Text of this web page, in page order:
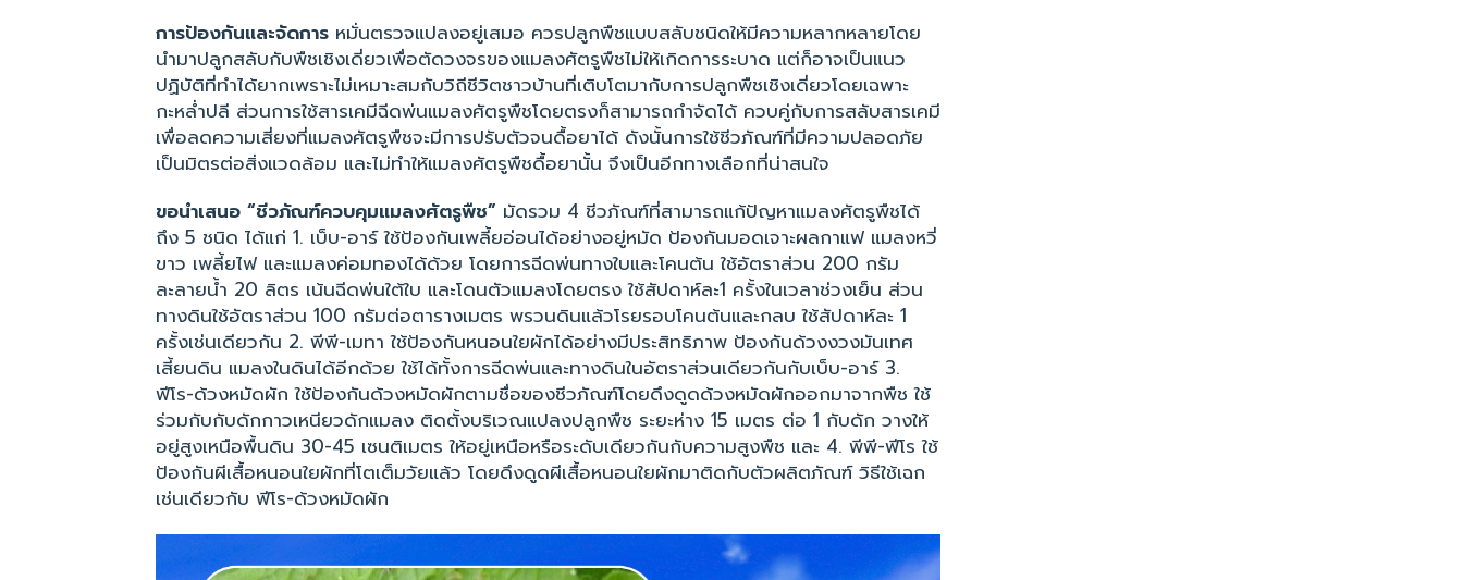
การป้องกันและจัดการ หมั่นตรวจแปลงอยู่เสมอ ควรปลูกพืชแบบสลับชนิดให้มีความหลากหลายโดย
นำมาปลูกสลับกับพืชเชิงเดี่ยวเพื่อตัดวงจรของแมลงศัตรูพืชไม่ให้เกิดการระบาด แต่ก็อาจเป็นแนว
ปฏิบัติที่ทำได้ยากเพราะไม่เหมาะสมกับวิถีชีวิตชาวบ้านที่เติบโตมากับการปลูกพืชเชิงเดี่ยวโดยเฉพาะ
กะหล่ำปลี ส่วนการใช้สารเคมีฉีดพ่นแมลงศัตรูพืชโดยตรงก็สามารถกำจัดได้ ควบคู่กับการสลับสารเคมี
เพื่อลดความเสี่ยงที่แมลงศัตรูพืชจะมีการปรับตัวจนดื้อยาได้ ดังนั้นการใช้ชีวภัณฑ์ที่มีความปลอดภัย
เป็นมิตรต่อสิ่งแวดล้อม และไม่ทำให้แมลงศัตรูพืชดื้อยานั้น จึงเป็นอีกทางเลือกที่น่าสนใจ
ขอนำเสนอ “ชีวภัณฑ์ควบคุมแมลงศัตรูพืช” มัดรวม 4 ชีวภัณฑ์ที่สามารถแก้ปัญหาแมลงศัตรูพืชได้
ถึง 5 ชนิด ได้แก่ 1. เบ็บ-อาร์ ใช้ป้องกันเพลี้ยอ่อนได้อย่างอยู่หมัด ป้องกันมอดเจาะผลกาแฟ แมลงหวี่
ขาว เพลี้ยไฟ และแมลงค่อมทองได้ด้วย โดยการฉีดพ่นทางใบและโคนต้น ใช้อัตราส่วน 200 กรัม
ละลายน้ำ 20 ลิตร เน้นฉีดพ่นใต้ใบ และโดนตัวแมลงโดยตรง ใช้สัปดาห์ละ1 ครั้งในเวลาช่วงเย็น ส่วน
ทางดินใช้อัตราส่วน 100 กรัมต่อตารางเมตร พรวนดินแล้วโรยรอบโคนต้นและกลบ ใช้สัปดาห์ละ 1
ครั้งเช่นเดียวกัน 2. พีพี-เมทา ใช้ป้องกันหนอนใยผักได้อย่างมีประสิทธิภาพ ป้องกันด้วงงวงมันเทศ
เสี้ยนดิน แมลงในดินได้อีกด้วย ใช้ได้ทั้งการฉีดพ่นและทางดินในอัตราส่วนเดียวกันกับเบ็บ-อาร์ 3.
ฟีโร-ด้วงหมัดผัก ใช้ป้องกันด้วงหมัดผักตามชื่อของชีวภัณฑ์โดยดึงดูดด้วงหมัดผักออกมาจากพืช ใช้
ร่วมกับกับดักกาวเหนียวดักแมลง ติดตั้งบริเวณแปลงปลูกพืช ระยะห่าง 15 เมตร ต่อ 1 กับดัก วางให้
อยู่สูงเหนือพื้นดิน 30-45 เซนติเมตร ให้อยู่เหนือหรือระดับเดียวกันกับความสูงพืช และ 4. พีพี-ฟีโร ใช้
ป้องกันผีเสื้อหนอนใยผักที่โตเต็มวัยแล้ว โดยดึงดูดผีเสื้อหนอนใยผักมาติดกับตัวผลิตภัณฑ์ วิธีใช้เฉก
เช่นเดียวกับ ฟีโร-ด้วงหมัดผัก